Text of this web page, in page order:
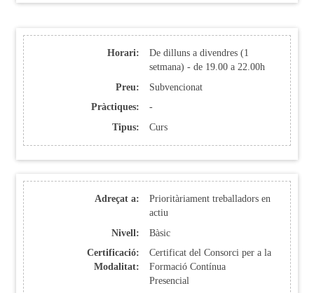
Horari:
De dilluns a divendres (1
setmana) - de 19.00 a 22.00h
Preu:
Subvencionat
Pràctiques:
-
Tipus:
Curs
Adreçat a:
Prioritàriament treballadors en
actiu
Nivell:
Bàsic
Certificació:
Modalitat:
Certificat del Consorci per a la
Formació Contínua
Presencial